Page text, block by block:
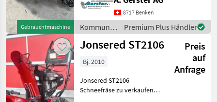
Gebrauchtmaschine
leistungsstarken 13 PS
Benzin Motor für maximale
Leistung beim Schneiden
und einen 24V B
8717 Benken
Kommunalgeräte
/ Sonstige
Premium Plus Händler
Jonsered ST2106
Preis
auf
Anfrage
Bj. 2010
Jonsered ST2106
Schneefräse zu verkaufen